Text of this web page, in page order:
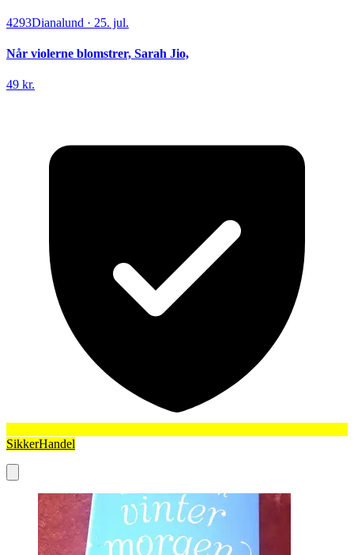
4293Dianalund · 25. jul.
Når violerne blomstrer, Sarah Jio,
49 kr.
SikkerHandel